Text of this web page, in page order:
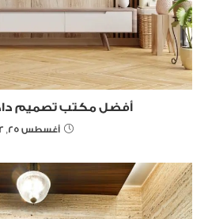
أفضل مكتب تصميم
أغسطس 25, 2022